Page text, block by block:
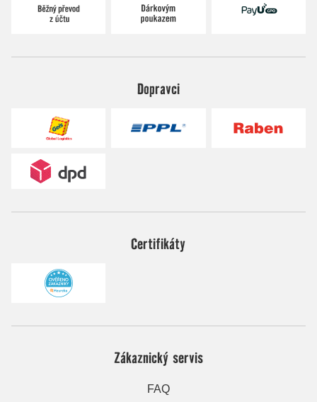
Dopravci
Certifikáty
Zákaznický servis
FAQ